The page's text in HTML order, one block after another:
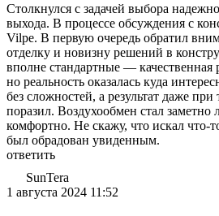
Столкнулся с задачей выбора
выхода. В процессе обсуждения с
Vilpe. В первую очередь обратил
отделку и новизну решений в
вполне стандартные — качественная
но реальность оказалась куда
без сложностей, а результат даже при
поразил. Воздухообмен стал
комфортно. Не скажу, что искал что-
был обрадован увиденным.
ответить
SunTera
1 августа 2024 11:52